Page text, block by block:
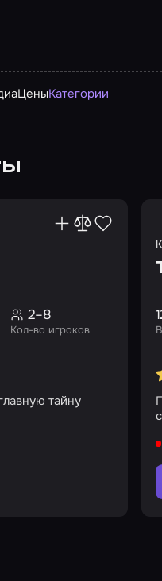
ЦеныКатегории
Кол-во игроков
2–8
тайну